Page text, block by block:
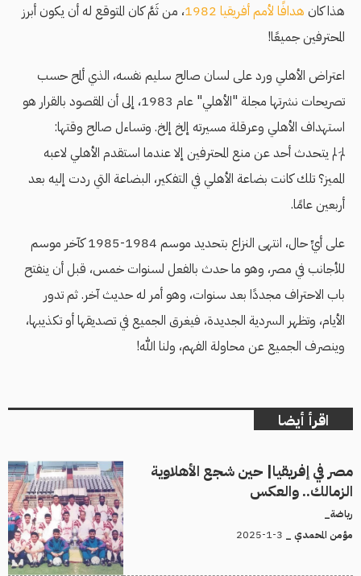
هذا كان هدافًا لأمم أفريقيا 1982
، من ثَمَّ كان المتوقع له أن يكون أبرز
المحترفين جميعًا!
اعتراض الأهلي ورد على لسان صالح سليم نفسه، الذي ألمح حسب
تصريحات نشرتها مجلة "الأهلي" عام 1983، إلى أن المقصود بالقرار هو
استهداف الأهلي وعرقلة مسيرته إلخ إلخ. وتساءل صالح وقتها:
لمَ لم يتحدث أحد عن منع المحترفين إلا عندما استقدم الأهلي لاعبه
المميز؟ تلك كانت بضاعة الأهلي في التفكير، البضاعة التي ردت إليه بعد
أربعين عامًا.
على أيِّ حال، انتهى النزاع بتحديد موسم 1984-1985 كآخر موسم
للأجانب في مصر، وهو ما حدث بالفعل لسنوات خمس، قبل أن ينفتح
باب الاحتراف مجددًا بعد سنوات، وهو أمر له حديث آخر. ثم تدور
الأيام، وتظهر السردية الجديدة، فيغرق الجميع في تصديقها أو تكذيبها،
وينصرف الجميع عن محاولة الفهم، ولنا الله!
اقرأ أيضا
مصر في إفريقيا| حين شجع الأهلاوية
الزمالك.. والعكس
رياضة_
مؤمن المحمدي _